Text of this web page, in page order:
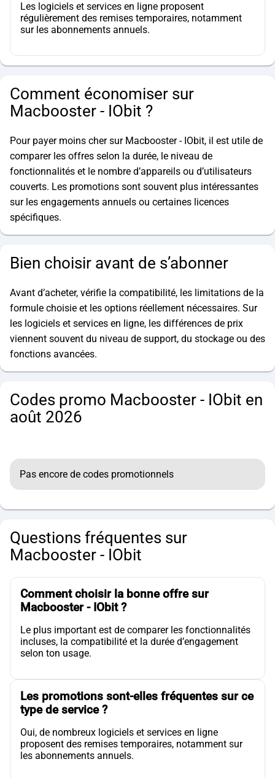
Les logiciels et services en ligne proposent
régulièrement des remises temporaires, notamment
sur les abonnements annuels.
Comment économiser sur
Macbooster - IObit ?
Pour payer moins cher sur Macbooster - IObit, il est utile de
comparer les offres selon la durée, le niveau de
fonctionnalités et le nombre d’appareils ou d’utilisateurs
couverts. Les promotions sont souvent plus intéressantes
sur les engagements annuels ou certaines licences
spécifiques.
Bien choisir avant de s’abonner
Avant d’acheter, vérifie la compatibilité, les limitations de la
formule choisie et les options réellement nécessaires. Sur
les logiciels et services en ligne, les différences de prix
viennent souvent du niveau de support, du stockage ou des
fonctions avancées.
Codes promo Macbooster - IObit en
août 2026
Pas encore de codes promotionnels
Questions fréquentes sur
Macbooster - IObit
Comment choisir la bonne offre sur
Macbooster - IObit ?
Le plus important est de comparer les fonctionnalités
incluses, la compatibilité et la durée d’engagement
selon ton usage.
Les promotions sont-elles fréquentes sur ce
type de service ?
Oui, de nombreux logiciels et services en ligne
proposent des remises temporaires, notamment sur
les abonnements annuels.